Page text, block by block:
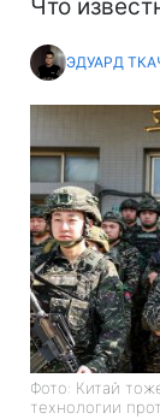
Что
ЭДУАРД
Фото: Китай
технологии